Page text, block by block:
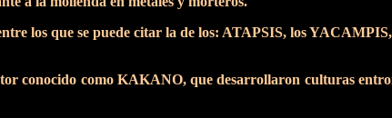
los que se puede citar la de los: ATAPSIS, los
conocido como KAKANO, que desarrollaron culturas